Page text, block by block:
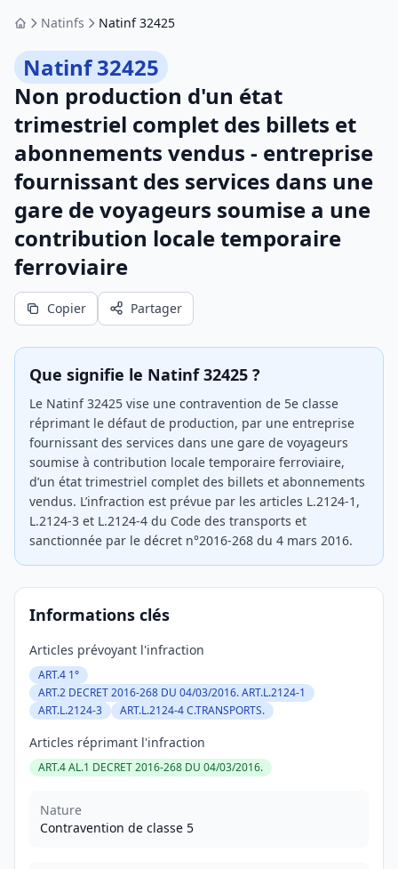
AccueilNatinfs Natinf 32425
Natinf 32425
Non production d'un état
trimestriel complet des billets et
abonnements vendus - entreprise
fournissant des services dans une
gare de voyageurs soumise a une
contribution locale temporaire
ferroviaire
Copier Partager
Que signifie le Natinf 32425 ?
Le Natinf 32425 vise une contravention de 5e classe
réprimant le défaut de production, par une entreprise
fournissant des services dans une gare de voyageurs
soumise à contribution locale temporaire ferroviaire,
d’un état trimestriel complet des billets et abonnements
vendus. L’infraction est prévue par les articles L.2124-1,
L.2124-3 et L.2124-4 du Code des transports et
sanctionnée par le décret n°2016-268 du 4 mars 2016.
Informations clés
Articles prévoyant l'infraction
ART.4 1°
ART.2 DECRET 2016-268 DU 04/03/2016. ART.L.2124-1
ART.L.2124-3
ART.L.2124-4 C.TRANSPORTS.
Articles réprimant l'infraction
ART.4 AL.1 DECRET 2016-268 DU 04/03/2016.
Nature
Contravention de classe 5